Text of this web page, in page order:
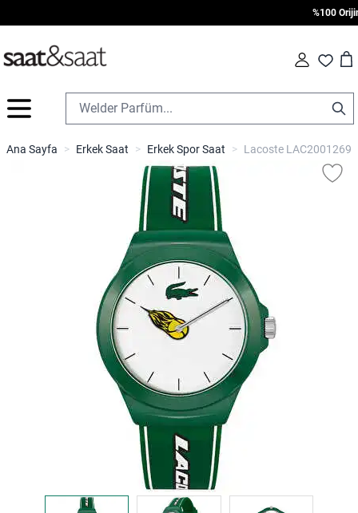
%100
Fav Cart
İçeriğe geç
Ana Sayfa > Erkek Saat > Erkek Spor Saat > Lacoste LAC2001269